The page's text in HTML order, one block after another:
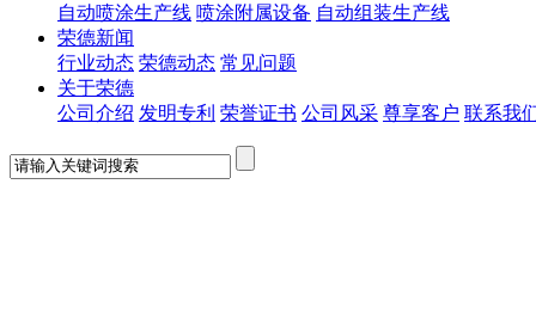
自动喷涂生产线 喷涂附属设备 自动组装生产线
荣德新闻
行业动态 荣德动态 常见问题
关于荣德
公司介绍 发明专利 荣誉证书 公司风采 尊享客户 联系我